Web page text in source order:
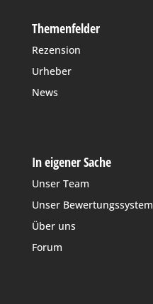
Themenfelder
Rezension
Urheber
News
In eigener Sache
Unser Team
Unser Bewertungssystem
Über uns
Forum